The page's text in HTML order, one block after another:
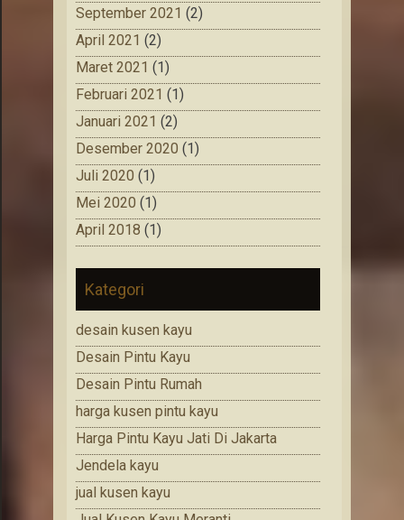
September 2021 (2)
April 2021 (2)
Maret 2021 (1)
Februari 2021 (1)
Januari 2021 (2)
Desember 2020 (1)
Juli 2020 (1)
Mei 2020 (1)
April 2018 (1)
Kategori
desain kusen kayu
Desain Pintu Kayu
Desain Pintu Rumah
harga kusen pintu kayu
Harga Pintu Kayu Jati Di Jakarta
Jendela kayu
jual kusen kayu